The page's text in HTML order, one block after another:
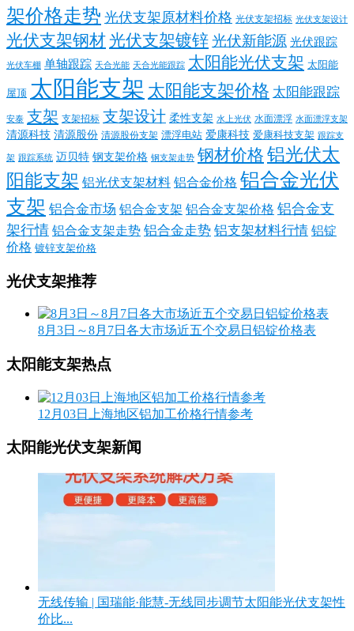
架价格走势 光伏支架原材料价格 光伏支架招标 光伏支架设计
光伏支架钢材光伏支架镀锌光伏新能源 光伏跟踪
光伏车棚 单轴跟踪 天合光能 天合光能跟踪 太阳能光伏支架 太阳能
屋顶 太阳能支架 太阳能支架价格 太阳能跟踪
安泰 支架 支架招标 支架设计 柔性支架 水上光伏 水面漂浮 水面漂浮支架
清源科技 清源股份 清源股份支架 漂浮电站 爱康科技 爱康科技支架 跟踪支
架 跟踪系统 迈贝特 钢支架价格 钢支架走势 钢材价格 铝光伏太
阳能支架 铝光伏支架材料 铝合金价格 铝合金光伏
支架 铝合金市场 铝合金支架 铝合金支架价格 铝合金支
架行情 铝合金支架走势 铝合金走势 铝支架材料行情 铝锭
价格 镀锌支架价格
光伏支架推荐
8月3日～8月7日各大市场近五个交易日铝锭价格表
太阳能支架热点
12月03日上海地区铝加工价格行情参考
太阳能光伏支架新闻
无线传输 | 国瑞能·能慧-无线同步调节太阳能光伏支架性
价比...